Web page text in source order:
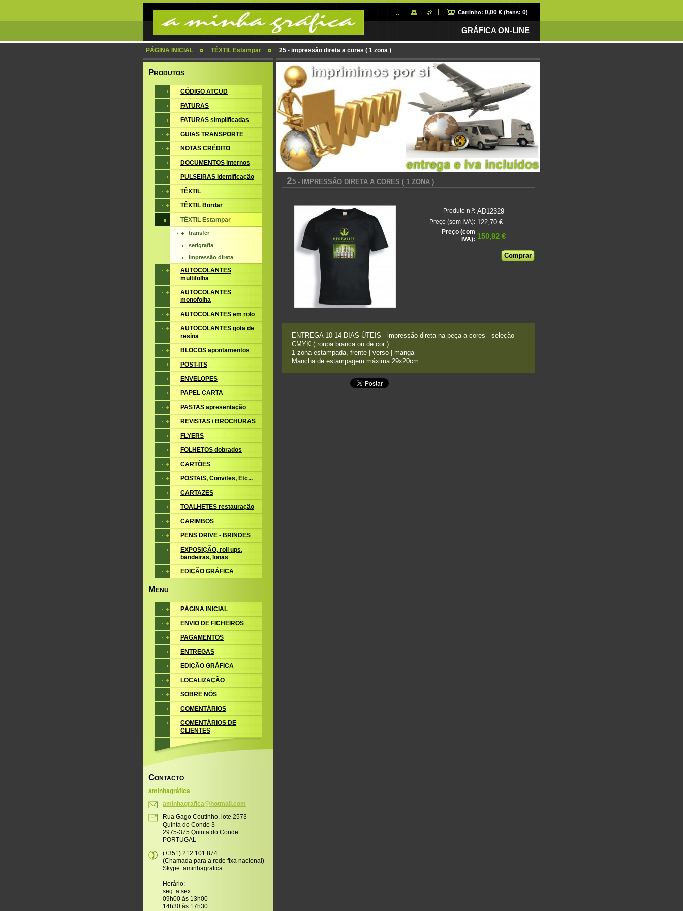
Carrinho: 0,00 € (itens: 0)
GRÁFICA ON-LINE
PÁGINA INICIAL TÊXTIL Estampar 25 - impressão direta a cores ( 1 zona )
25 - IMPRESSÃO DIRETA A CORES ( 1 ZONA )
Produto n.º: AD12329
Preço (sem IVA): 122,70 €
Preço (com
IVA): 150,92 €
ENTREGA 10-14 DIAS ÚTEIS - impressão direta na peça a cores - seleção
CMYK ( roupa branca ou de cor )
1 zona estampada, frente | verso | manga
Mancha de estampagem máxima 29x20cm
PRODUTOS
CÓDIGO ATCUD
FATURAS
FATURAS simplificadas
GUIAS TRANSPORTE
NOTAS CRÉDITO
DOCUMENTOS internos
PULSEIRAS identificação
TÊXTIL
TÊXTIL Bordar
TÊXTIL Estampar
transfer
serigrafia
impressão direta
AUTOCOLANTES
multifolha
AUTOCOLANTES
monofolha
AUTOCOLANTES em rolo
AUTOCOLANTES gota de
resina
BLOCOS apontamentos
POST-ITS
ENVELOPES
PAPEL CARTA
PASTAS apresentação
REVISTAS / BROCHURAS
FLYERS
FOLHETOS dobrados
CARTÕES
POSTAIS, Convites, Etc...
CARTAZES
TOALHETES restauração
CARIMBOS
PENS DRIVE - BRINDES
EXPOSIÇÃO, roll ups,
bandeiras, lonas
EDIÇÃO GRÁFICA
M ENU
PÁGINA INICIAL
ENVIO DE FICHEIROS
PAGAMENTOS
ENTREGAS
EDIÇÃO GRÁFICA
LOCALIZAÇÃO
SOBRE NÓS
COMENTÁRIOS
COMENTÁRIOS DE
CLIENTES
CONTACTO
aminhagráfica
aminhagrafica@hotmail.com
Rua Gago Coutinho, lote 2573
Quinta do Conde 3
2975-375 Quinta do Conde
PORTUGAL
(+351) 212 101 874
(Chamada para a rede fixa nacional)
Skype: aminhagrafica
Horário:
seg. a sex.
09h00 às 13h00
14h30 às 17h30